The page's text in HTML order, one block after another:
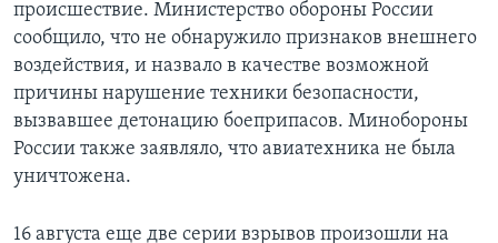
происшествие. Министерство обороны России
сообщило, что не обнаружило признаков внешнего
воздействия, и назвало в качестве возможной
причины нарушение техники безопасности,
вызвавшее детонацию боеприпасов. Минобороны
России также заявляло, что авиатехника не была
уничтожена.
16 августа еще две серии взрывов произошли на